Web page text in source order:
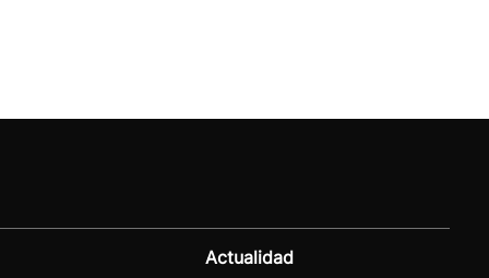
Actualidad